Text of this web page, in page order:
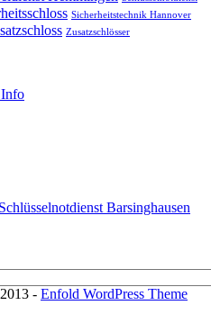
Sicherheitstechnik Hannover
Zusatzschlösser
Info
Barsinghausen
- Enfold WordPress Theme